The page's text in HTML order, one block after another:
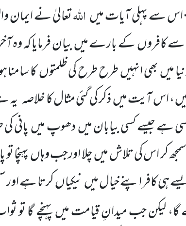
اس سے پہلی آیات میںاللہتعالیٰ نے ایمان
کافروںکے بارے میںبیان فرمایا کہ
میںبھی انہیںطرح طرح کی ظلمتوںکا سامنا
، اس آیت میںذکر کی گئی مثال کا خلاصہیہ
ہے جیسے کسی بیابان میںدھوپ میںپانی
کر اس کی تلاش میںچلا اورجب وہاںپہنچا تو
ہی کافر اپنے خیال میںنیکیاںکرتا ہے اور
لیکن جب میدانِ قیامت میںپہنچے گا تو